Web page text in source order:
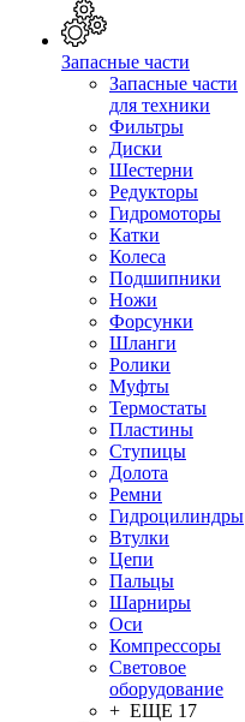
Запасные части
Запасные части
для техники
Фильтры
Диски
Шестерни
Редукторы
Гидромоторы
Катки
Колеса
Подшипники
Ножи
Форсунки
Шланги
Ролики
Муфты
Термостаты
Пластины
Ступицы
Долота
Ремни
Гидроцилиндры
Втулки
Цепи
Пальцы
Шарниры
Оси
Компрессоры
Световое
оборудование
+ ЕЩЕ 17